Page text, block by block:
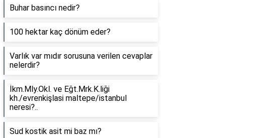
Buhar basıncı nedir?
100 hektar kaç dönüm eder?
Varlık var mıdır sorusuna verilen cevaplar
nelerdir?
İkm.Mly.Okl. ve Eğt.Mrk.K.liği
kh./evrenkişlasi maltepe/istanbul
neresi?..
Sud kostik asit mi baz mı?